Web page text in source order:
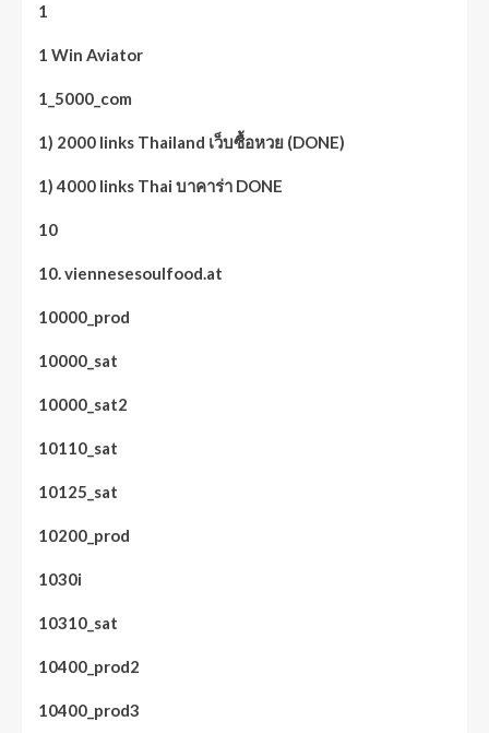
1
1 Win Aviator
1_5000_com
1) 2000 links Thailand เว็บซื้อหวย (DONE)
1) 4000 links Thai บาคาร่า DONE
10
10. viennesesoulfood.at
10000_prod
10000_sat
10000_sat2
10110_sat
10125_sat
10200_prod
1030i
10310_sat
10400_prod2
10400_prod3